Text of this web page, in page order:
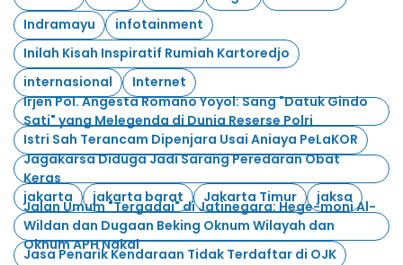
Indramayu
infotainment
Inilah Kisah Inspiratif Rumiah Kartoredjo
internasional
Internet
Irjen Pol. Angesta Romano Yoyol: Sang "Datuk Gindo
Sati" yang Melegenda di Dunia Reserse Polri
Istri Sah Terancam Dipenjara Usai Aniaya PeLaKOR
Jagakarsa Diduga Jadi Sarang Peredaran Obat
Keras
jakarta
jakarta barat Jakarta Timur jaksa
Jalan Umum "Tergadai" di Jatinegara: Hege-moni Al-
Wildan dan Dugaan Beking Oknum Wilayah dan
Oknum APH Nakal
Jasa Penarik Kendaraan Tidak Terdaftar di OJK